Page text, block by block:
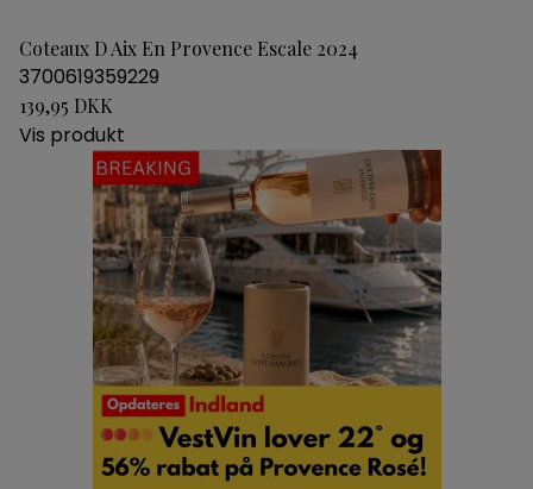
Coteaux D Aix En Provence Escale 2024
3700619359229
139,95 DKK
Vis produkt